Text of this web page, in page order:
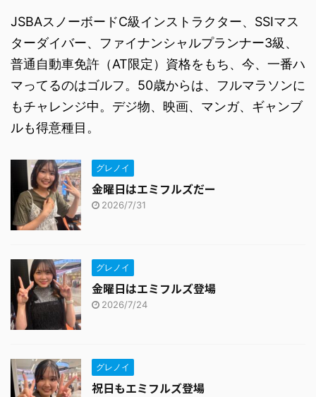
JSBAスノーボードC級インストラクター、SSIマス
ターダイバー、ファイナンシャルプランナー3級、
普通自動車免許（AT限定）資格をもち、今、一番ハ
マってるのはゴルフ。50歳からは、フルマラソンに
もチャレンジ中。デジ物、映画、マンガ、ギャンブ
ルも得意種目。
グレノイ
金曜日はエミフルズだー
2026/7/31
グレノイ
金曜日はエミフルズ登場
2026/7/24
グレノイ
祝日もエミフルズ登場